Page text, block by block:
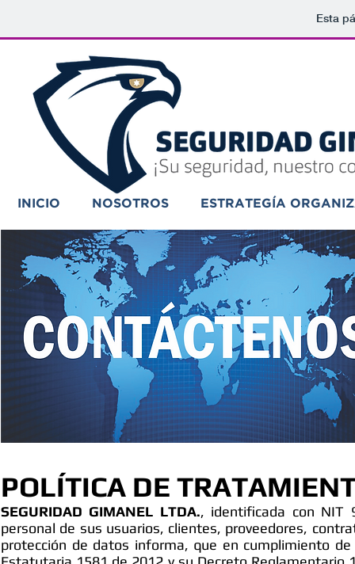
Esta
INICIO NOSOTROS ESTRATEGÍA
POLÍTICA DE
SEGURIDAD GIMANEL LTDA., identificada con NIT
personal de sus usuarios, clientes, proveedores,
protección de datos informa, que en cumplimiento